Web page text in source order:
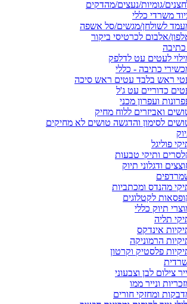
גומיות/נעצים/מהדקים
משרדי כללי
לשולחן/מגשים/סל אשפה
אלבום לכרטיסי ביקור
לעטים עט לדלפק
כתיבה - כללי
ראש בלבד עטים ראש סיכה
כדוריים עט ג'ל
ועפרון מכני
ואביזרים ללוח מחיק
לסימון והדגשה טושים לא מחיקים
פוליגל
ותיקי טבעות
ודגלוני תיוק
מהנדס ומכתביות
לקטלוגים
תיוק כללי
תליה
אינדקס
הרמוניקה
פלסטיק וקרטון
צילום לבן וצבעוני
ונייר ממו
ומחזקי חורים